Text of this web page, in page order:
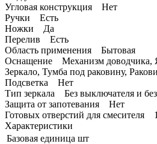
Угловая конструкция Нет
Ручки Есть
Ножки Да
Перелив Есть
Область применения Бытовая
Оснащение Механизм доводчика,
Зеркало, Тумба под раковину,
Подсветка Нет
Тип зеркала Без выключателя и без
Защита от запотевания Нет
Готовых отверстий для смесителя 1
Характеристики
Базовая единица шт